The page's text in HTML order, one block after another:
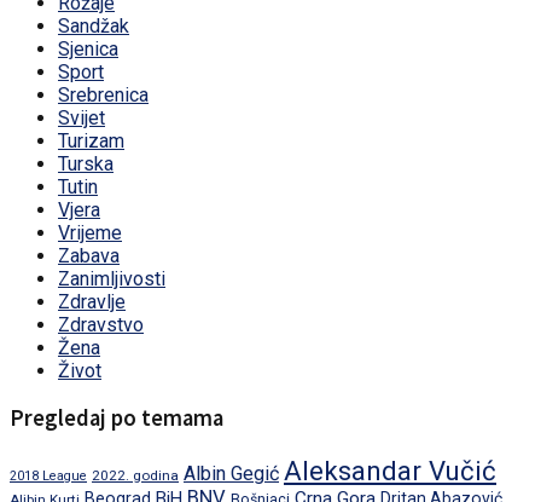
Sandžak
Sjenica
Sport
Srebrenica
Svijet
Turizam
Turska
Tutin
Vjera
Vrijeme
Zabava
Zanimljivosti
Zdravlje
Zdravstvo
Žena
Život
Pregledaj po temama
2018 League 2022. godina Albin Gegić Aleksandar Vučić